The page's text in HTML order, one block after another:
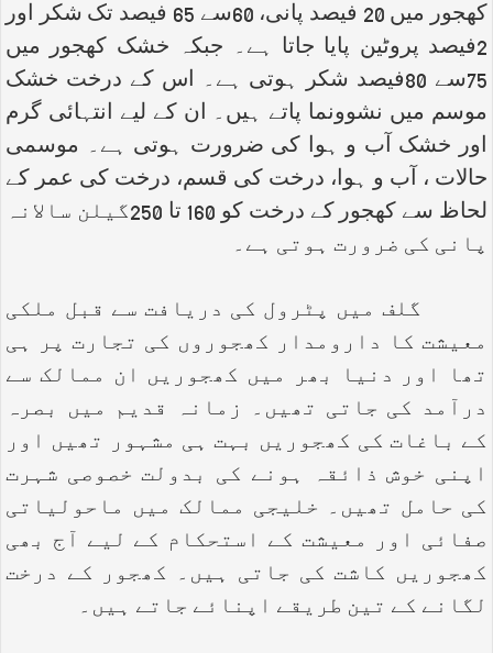
کھجور میں 20 فیصد پانی، 60سے 65 فیصد تک شکر اور
2فیصد پروٹین پایا جاتا ہے۔ جبکہ خشک کھجور میں
75سے 80فیصد شکر ہوتی ہے۔ اس کے درخت خشک
موسم میں نشوونما پاتے ہیں۔ ان کے لیے انتہائی گرم
اور خشک آب و ہوا کی ضرورت ہوتی ہے۔ موسمی
حالات ، آب و ہوا، درخت کی قسم، درخت کی عمر کے
لحاظ سے کھجور کے درخت کو 160 تا 250گیلن سالانہ
پانی کی ضرورت ہوتی ہے۔
گلف میں پٹرول کی دریافت سے قبل ملکی
معیشت کا دارومدار کھجوروں کی تجارت پر ہی
تھا اور دنیا بھر میں کھجوریں ان ممالک سے
درآمد کی جاتی تھیں۔ زمانہ قدیم میں بصرہ
کے باغات کی کھجوریں بہت ہی مشہور تھیں اور
اپنی خوش ذائقہ ہونے کی بدولت خصوصی شہرت
کی حامل تھیں۔ خلیجی ممالک میں ماحولیاتی
صفائی اور معیشت کے استحکام کے لیے آج بھی
کھجوریں کاشت کی جاتی ہیں۔ کھجور کے درخت
لگانے کے تین طریقے اپنائے جاتے ہیں۔